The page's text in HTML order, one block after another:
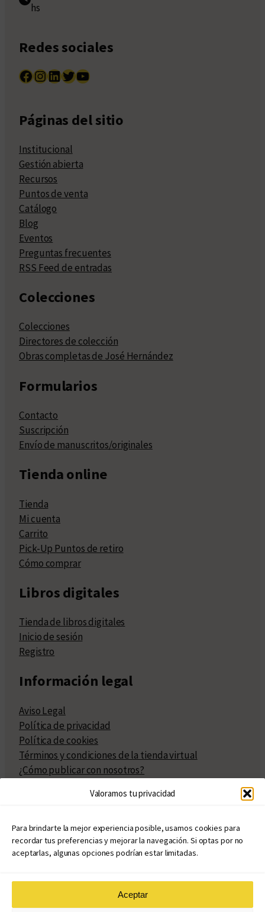
Valoramos tu privacidad
Para brindarte la mejor experiencia posible, usamos cookies para
recordar tus preferencias y mejorar la navegación. Si optas por no
aceptarlas, algunas opciones podrían estar limitadas.
Aceptar
hs
Redes sociales
Facebook InstagramLinkedIn Twitter YouTube
Páginas del sitio
Institucional
Gestión abierta
Recursos
Puntos de venta
Catálogo
Blog
Eventos
Preguntas frecuentes
RSS Feed de entradas
Colecciones
Colecciones
Directores de colección
Obras completas de José Hernández
Formularios
Contacto
Suscripción
Envío de manuscritos/originales
Tienda online
Tienda
Mi cuenta
Carrito
Pick-Up Puntos de retiro
Cómo comprar
Libros digitales
Tienda de libros digitales
Inicio de sesión
Registro
Información legal
Aviso Legal
Política de privacidad
Política de cookies
Términos y condiciones de la tienda virtual
¿Cómo publicar con nosotros?
Políticas de publicación
Políticas de coedición
Atribuciones